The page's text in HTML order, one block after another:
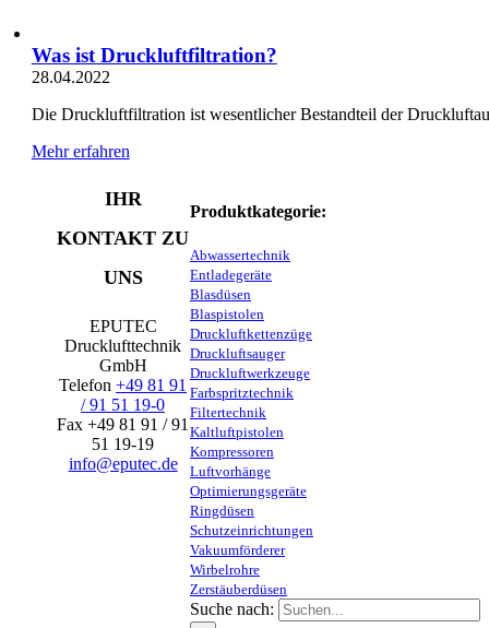
Was ist Druckluftfiltration?
28.04.2022
Die Druckluftfiltration ist wesentlicher Bestandteil der
Mehr erfahren
Produktkategorie:
Abwassertechnik
Entladegeräte
Blasdüsen
Blaspistolen
Druckluftkettenzüge
Druckluftsauger
Druckluftwerkzeuge
Farbspritztechnik
Filtertechnik
Kaltluftpistolen
Kompressoren
Luftvorhänge
Optimierungsgeräte
Ringdüsen
Schutzeinrichtungen
Vakuumförderer
Wirbelrohre
Zerstäuberdüsen
Suche nach:
IHR
KONTAKT ZU
UNS
EPUTEC
Drucklufttechnik
GmbH
Telefon+49 81 91
/ 91 51 19-0
Fax +49 81 91 / 91
51 19-19
info@eputec.de